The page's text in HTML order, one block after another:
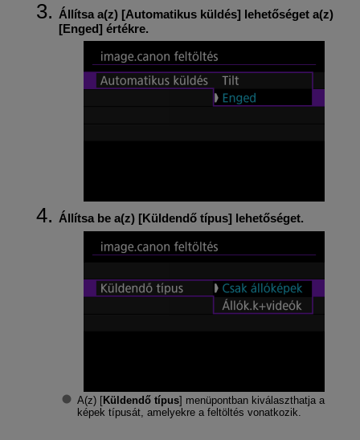
Állítsa a(z) [Automatikus küldés] lehetőséget a(z)
[Enged] értékre.
Állítsa be a(z) [Küldendő típus] lehetőséget.
A(z) [Küldendő típus] menüpontban kiválaszthatja a
képek típusát, amelyekre a feltöltés vonatkozik.